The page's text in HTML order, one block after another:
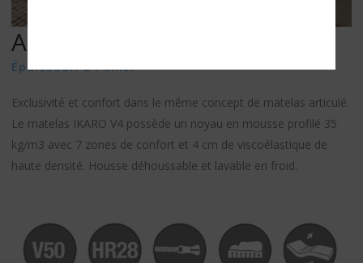
ADAPTA V3
Épaisseur: 24 cms.
Exclusivité et confort dans le même concept de matelas articulé.
Le matelas IKARO V4 possède un noyau en mousse profilé 35
kg/m3 avec 7 zones de confort et 4 cm de viscoélastique de
haute densité. Housse déhoussable et lavable en froid.